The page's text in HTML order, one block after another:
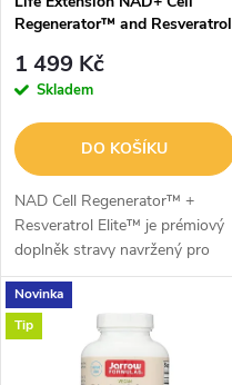
p
r
o
d
u
k
t
p
r
o
d
u
k
Regenerator™ and Resveratrol
1 499 Kč
Skladem
DO KOŠÍKU
NAD Cell Regenerator™ +
Resveratrol Elite™ je prémiový
doplněk stravy navržený pro
podporu buněčné energie a
zdravého stárnutí. Kombinuje
NIAGEN® nikotinamid ribosid,
Novinka
Tip